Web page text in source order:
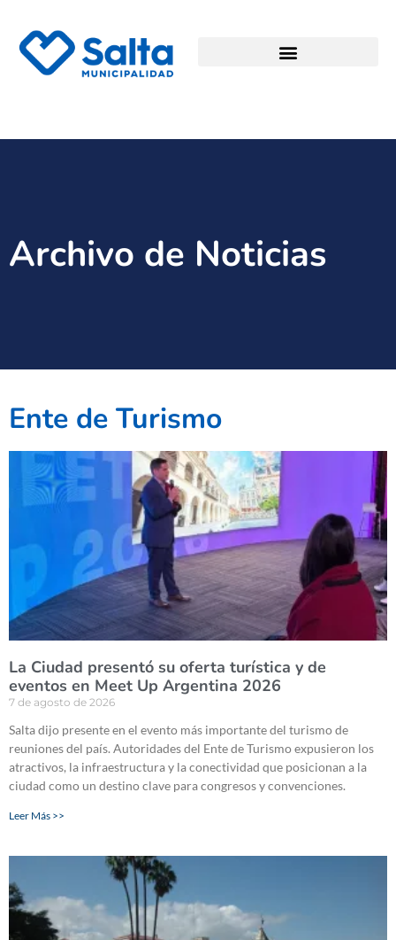
Archivo de Noticias
Ente de Turismo
La Ciudad presentó su oferta turística y de
eventos en Meet Up Argentina 2026
7 de agosto de 2026
Salta dijo presente en el evento más importante del turismo de
reuniones del país. Autoridades del Ente de Turismo expusieron los
atractivos, la infraestructura y la conectividad que posicionan a la
ciudad como un destino clave para congresos y convenciones.
Leer Más >>